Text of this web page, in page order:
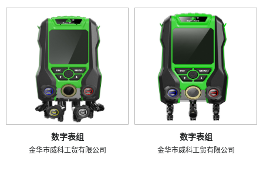
数字表组
金华市威科工贸有限公司
数字表组
金华市威科工贸有限公司